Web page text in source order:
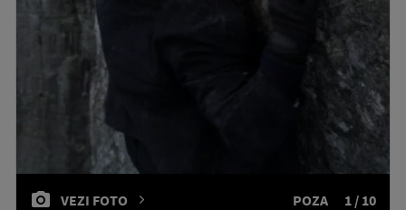
VEZI FOTO POZA 1 / 10